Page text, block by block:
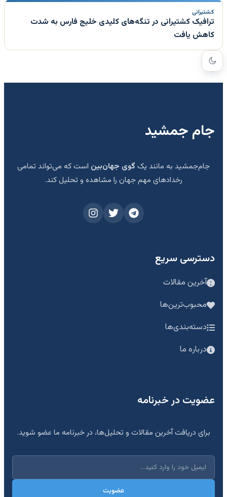
کشتیرانی
ترافیک کشتیرانی در تنگه‌های کلیدی خلیج فارس به شدت
کاهش یافت
جام جمشید
جام‌جمشید به مانند یک گوی جهان‌بین است که می‌تواند تمامی
رخدادهای مهم جهان را مشاهده و تحلیل کند.
دسترسی سریع
آخرین مقالات
محبوب‌ترین‌ها
دسته‌بندی‌ها
درباره ما
عضویت در خبرنامه
برای دریافت آخرین مقالات و تحلیل‌ها، در خبرنامه ما عضو شوید.
عضویت